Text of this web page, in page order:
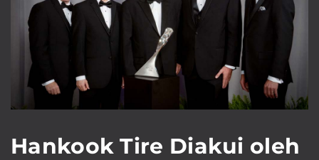
Hankook Tire Diakui oleh